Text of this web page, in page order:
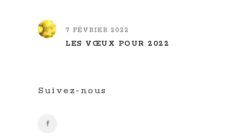
7 FÉVRIER 2022
LES VŒUX POUR 2022
Suivez-nous